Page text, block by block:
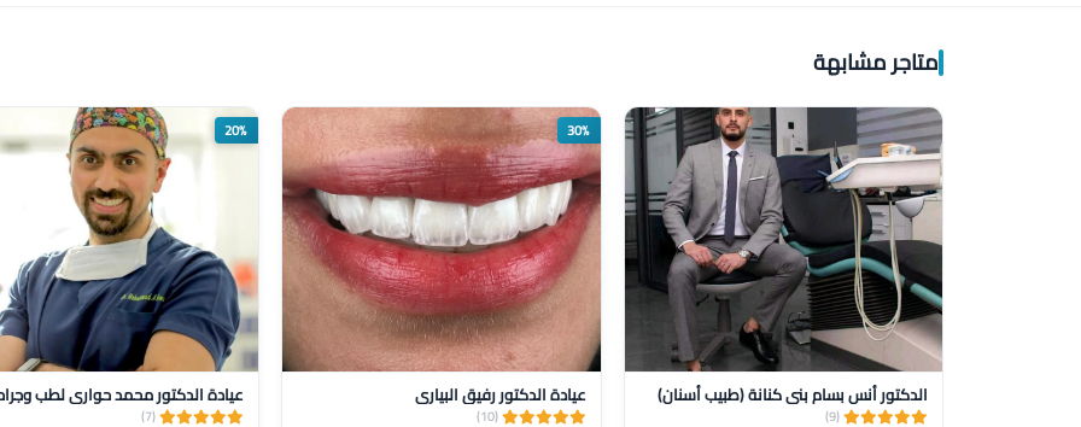
متاجر مشابهة
الدكتور أنس بسام بني كنانة (طبيب أسنان)
(9)
30%
عيادة الدكتور رفيق البياري
(10)
20%
(7)